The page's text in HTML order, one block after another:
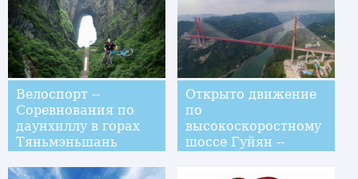
Велоспорт --
Соревнования по
даунхиллу в горах
Тяньмэньшань
Открыто движение
по
высокоскоростному
шоссе Гуйян --